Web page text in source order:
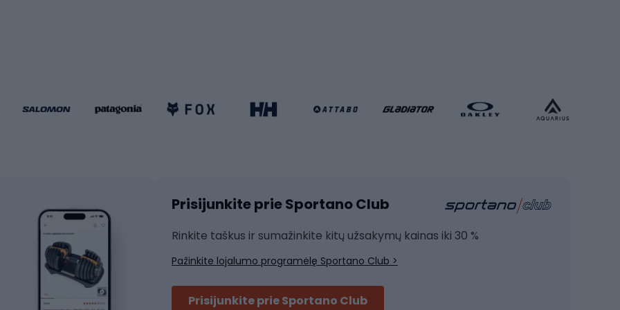
dviračiai
marškinėliai
kelnės
striukės
džemperiai
Riedučiai
Rakečių sportas
Badmintonas
Stalo tenisas
Krepšinio apranga
Jėgos įranga
Joga
Prisijunkite prie Sportano Club
Rinkite taškus ir sumažinkite kitų užsakymų kainas iki 30 %
Pažinkite lojalumo programėlę Sportano Club >
Prisijunkite prie Sportano Club